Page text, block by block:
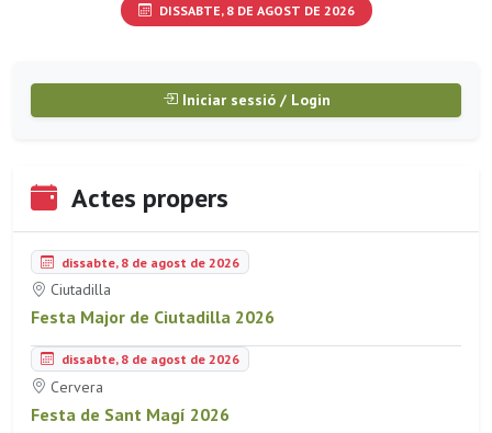
DISSABTE, 8 DE AGOST DE 2026
Iniciar sessió / Login
Actes propers
dissabte, 8 de agost de 2026
Ciutadilla
Festa Major de Ciutadilla 2026
dissabte, 8 de agost de 2026
Cervera
Festa de Sant Magí 2026